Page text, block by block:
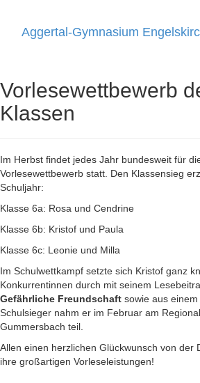
Aggertal-Gymnasium
Vorlesewettbewerb
Klassen
Im Herbst findet jedes Jahr bundesweit für
Vorlesewettbewerb statt. Den Klassensieg
Schuljahr:
Klasse 6a: Rosa und Cendrine
Klasse 6b: Kristof und Paula
Klasse 6c: Leonie und Milla
Im Schulwettkampf setzte sich Kristof ganz
Konkurrentinnen durch mit seinem
Gefährliche Freundschaft sowie aus
Schulsieger nahm er im Februar am
Gummersbach teil.
Allen einen herzlichen Glückwunsch von der
ihre großartigen Vorleseleistungen!